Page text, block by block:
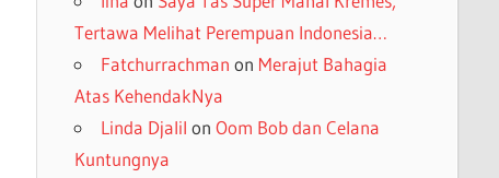
Tertawa Melihat Perempuan Indonesia…
Fatchurrachman on Merajut Bahagia
Atas KehendakNya
Linda Djalil on Oom Bob dan Celana
Kuntungnya